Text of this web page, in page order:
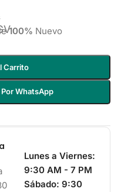
100% Nuevo
Carrito
WhatsApp
Lunes a Viernes:
9:30 AM - 7 PM
Sábado: 9:30